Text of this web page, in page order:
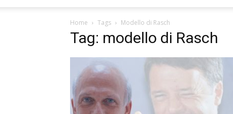
Home Tags Modello di Rasch
Tag: modello di Rasch